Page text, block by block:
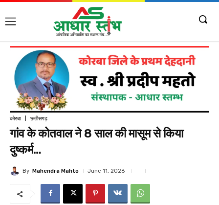
कोरबा छत्तीसगढ़
गांव के कोतवाल ने 8 साल की मासूम से किया
दुष्कर्म…
By Mahendra Mahto June 11, 2026